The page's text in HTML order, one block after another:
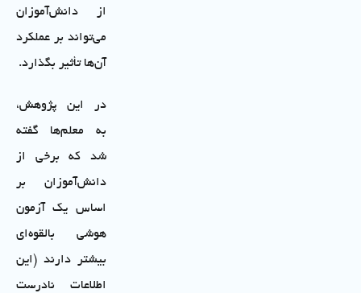
از دانش‌آموزان
می‌تواند بر عملکرد
آن‌ها تأثیر بگذارد.
در این پژوهش،
به معلم‌ها گفته
شد که برخی از
دانش‌آموزان بر
اساس یک آزمون
هوشی بالقوه‌ای
بیشتر دارند (این
اطلاعات نادرست